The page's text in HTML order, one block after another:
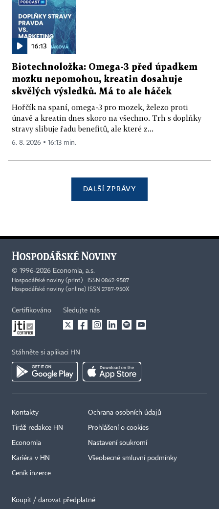
16:13
Biotechnoložka: Omega-3 před úpadkem
mozku nepomohou, kreatin dosahuje
skvělých výsledků. Má to ale háček
Hořčík na spaní, omega-3 pro mozek, železo proti
únavě a kreatin dnes skoro na všechno. Trh s doplňky
stravy slibuje řadu benefitů, ale které z...
6. 8. 2026 ▪ 16:13 min.
DALŠÍ ZPRÁVY
© 1996-2026 Economia, a.s.
Hospodářské noviny (print) ISSN 0862-9587
Hospodářské noviny (online) ISSN 2787-950X
Certifikováno Sledujte nás
Stáhněte si aplikaci HN
Kontakty
Tiráž redakce HN
Economia
Kariéra v HN
Ceník inzerce
Ochrana osobních údajů
Prohlášení o cookies
Nastavení soukromí
Všeobecné smluvní podmínky
Koupit / darovat předplatné